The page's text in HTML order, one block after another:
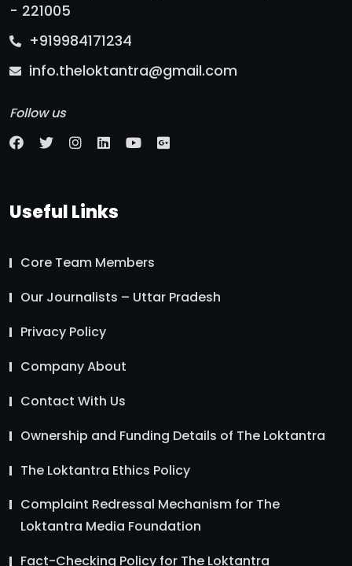
- 221005
+919984171234
info.theloktantra@gmail.com
Follow us
Useful Links
Core Team Members
Our Journalists – Uttar Pradesh
Privacy Policy
Company About
Contact With Us
Ownership and Funding Details of The Loktantra
The Loktantra Ethics Policy
Complaint Redressal Mechanism for The
Loktantra Media Foundation
Fact-Checking Policy for The Loktantra